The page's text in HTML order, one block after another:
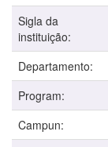
Sigla da
instituição:
Departamento:
Program:
Campun: